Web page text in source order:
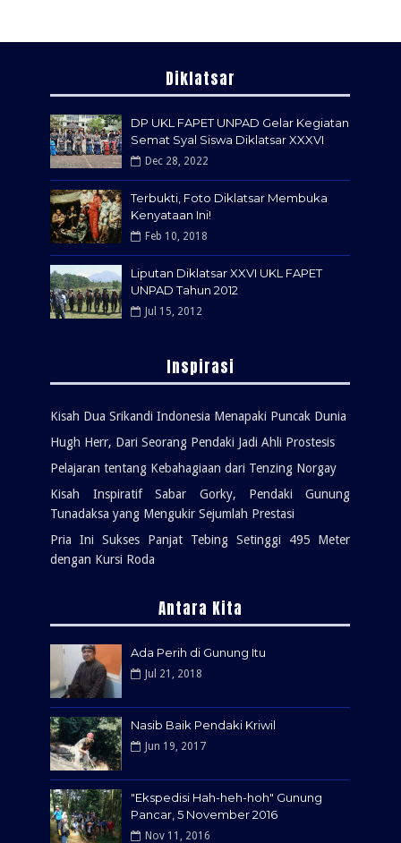
Diklatsar
DP UKL FAPET UNPAD Gelar Kegiatan
Semat Syal Siswa Diklatsar XXXVI
Dec 28, 2022
Terbukti, Foto Diklatsar Membuka
Kenyataan Ini!
Feb 10, 2018
Liputan Diklatsar XXVI UKL FAPET
UNPAD Tahun 2012
Jul 15, 2012
Inspirasi
Kisah Dua Srikandi Indonesia Menapaki Puncak Dunia
Hugh Herr, Dari Seorang Pendaki Jadi Ahli Prostesis
Pelajaran tentang Kebahagiaan dari Tenzing Norgay
Kisah Inspiratif Sabar Gorky, Pendaki Gunung
Tunadaksa yang Mengukir Sejumlah Prestasi
Pria Ini Sukses Panjat Tebing Setinggi 495 Meter
dengan Kursi Roda
Antara Kita
Ada Perih di Gunung Itu
Jul 21, 2018
Nasib Baik Pendaki Kriwil
Jun 19, 2017
"Ekspedisi Hah-heh-hoh" Gunung
Pancar, 5 November 2016
Nov 11, 2016